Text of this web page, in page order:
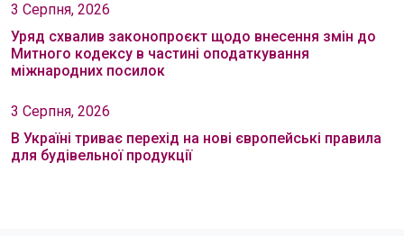
3 Серпня, 2026
Уряд схвалив законопроєкт щодо внесення змін до
Митного кодексу в частині оподаткування
міжнародних посилок
3 Серпня, 2026
В Україні триває перехід на нові європейські правила
для будівельної продукції